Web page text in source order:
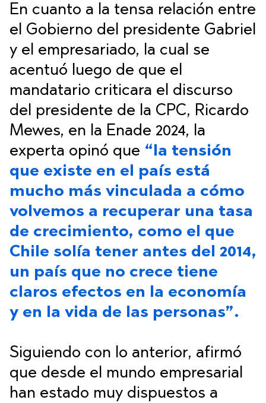
En cuanto a la tensa relación entre
el Gobierno del presidente Gabriel
y el empresariado, la cual se
acentuó luego de que el
mandatario criticara el discurso
del presidente de la CPC, Ricardo
Mewes, en la Enade 2024, la
experta opinó que “la tensión
que existe en el país está
mucho más vinculada a cómo
volvemos a recuperar una tasa
de crecimiento, como el que
Chile solía tener antes del 2014,
un país que no crece tiene
claros efectos en la economía
y en la vida de las personas”.
Siguiendo con lo anterior, afirmó
que desde el mundo empresarial
han estado muy dispuestos a